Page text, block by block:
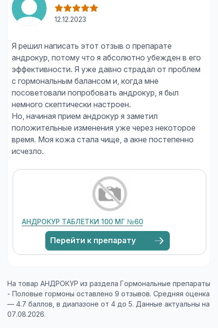
12.12.2023
Я решил написать этот отзыв о препарате
андрокур, потому что я абсолютно убежден в его
эффективности. Я уже давно страдал от проблем
с гормональным балансом и, когда мне
посоветовали попробовать андрокур, я был
немного скептически настроен.
Но, начиная прием андрокур я заметил
положительные изменения уже через некоторое
время. Моя кожа стала чище, а акне постепенно
АНДРОКУР ТАБЛЕТКИ 100 МГ №60
Перейти к препарату
На товар АНДРОКУР из раздела Гормональные препараты
- Половые гормоны оставлено 9 отзывов. Средняя оценка
— 4.7 баллов, в диапазоне от 4 до 5. Данные актуальны на
07.08.2026.